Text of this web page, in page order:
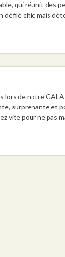
qui réunit des
défilé chic mais
lors de notre GALA
surprenante et
vite pour ne pas